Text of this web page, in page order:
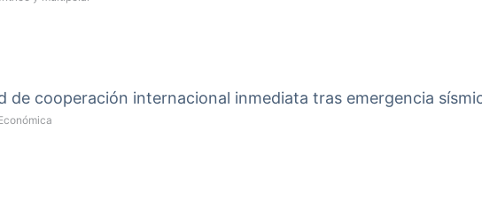
de cooperación internacional inmediata tras emergencia